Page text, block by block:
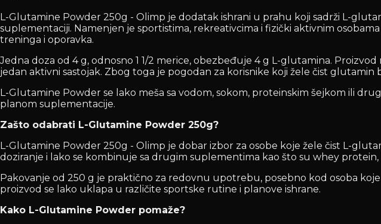
L-Glutamine Powder 250g - Olimp je dodatak ishrani u prahu koji sadrži L-
suplementaciji. Namenjen je sportistima, rekreativcima i fizički aktivnim
treninga i oporavka.
Jedna doza od 4 g, odnosno 1 1/2 merice, obezbeđuje 4 g L-glutamina.
jedan aktivni sastojak. Zbog toga je pogodan za korisnike koji žele čist
L-Glutamine Powder se lako meša sa vodom, sokom, proteinskim šejkom ili
planom suplementacije.
Zašto odabrati L-Glutamine Powder 250g?
L-Glutamine Powder 250g - Olimp je dobar izbor za osobe koje žele čist L-
doziranje i lako se kombinuje sa drugim suplementima kao što su whey protein,
Pakovanje od 250 g je praktično za redovnu upotrebu, posebno kod osoba
proizvod se lako uklapa u različite sportske rutine i planove ishrane.
Kako L-Glutamine Powder pomaže?